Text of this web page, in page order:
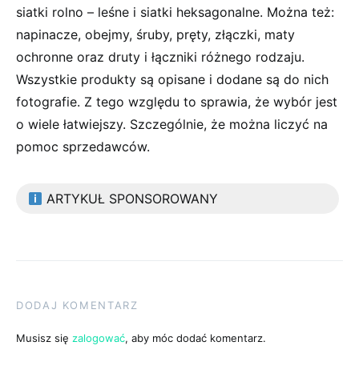
siatki rolno – leśne i siatki heksagonalne. Można też:
napinacze, obejmy, śruby, pręty, złączki, maty
ochronne oraz druty i łączniki różnego rodzaju.
Wszystkie produkty są opisane i dodane są do nich
fotografie. Z tego względu to sprawia, że wybór jest
o wiele łatwiejszy. Szczególnie, że można liczyć na
pomoc sprzedawców.
ARTYKUŁ SPONSOROWANY
DODAJ KOMENTARZ
Musisz się zalogować, aby móc dodać komentarz.